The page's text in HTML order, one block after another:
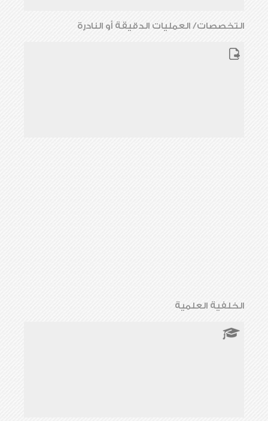
التخصصات/ العمليات الدقيقة أو النادرة
الخلفية العلمية